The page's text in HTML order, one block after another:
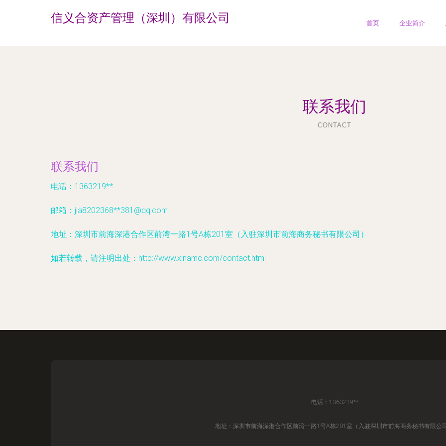
信义合资产管理（深圳）有限公司 首页 企业简介
联系我们
CONTACT
联系我们
电话：1363219**
邮箱：jia8202368**381@qq.com
地址：深圳市前海深港合作区前湾一路1号A栋201室（入驻深圳市前海商务秘书有限公司）
如若转载，请注明出处：http://www.xinamc.com/contact.html
电话：1363219**
地址：深圳市前海深港合作区前湾一路1号A栋201室（入驻深圳市前海商务秘书有限公